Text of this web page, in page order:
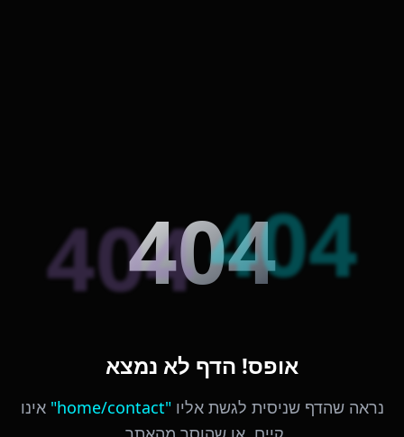
404404
404
אופס! הדף לא נמצא
נראה שהדף שניסית לגשת אליו "home/contact"
אינו